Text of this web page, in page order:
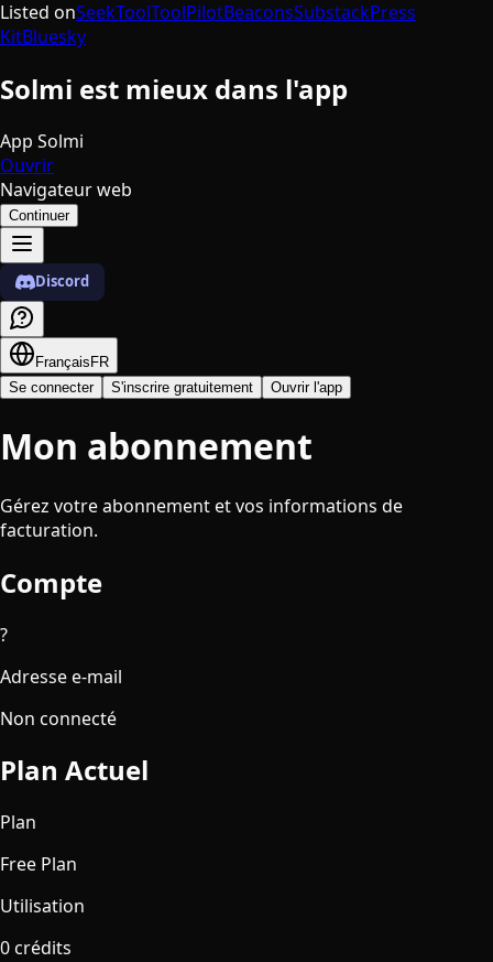
Listed onSeekToolToolPilotBeaconsSubstackPress
KitBluesky
Solmi est mieux dans l'app
App Solmi
Ouvrir
Navigateur web
Continuer
Discord
Français FR
Se connecter
S'inscrire gratuitement Ouvrir l'app
Mon abonnement
Gérez votre abonnement et vos informations de
facturation.
Compte
?
Adresse e-mail
Non connecté
Plan Actuel
Plan
Free Plan
Utilisation
0 crédits